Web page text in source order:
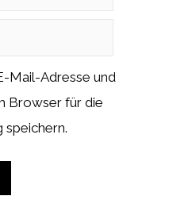
Mail-Adresse und
Browser für die
speichern.